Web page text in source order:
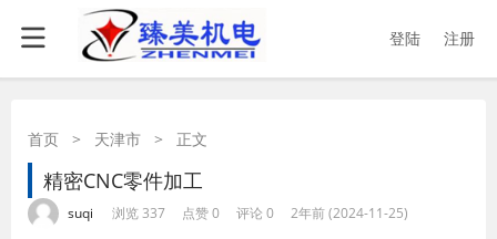
登陆 注册
首页 > 天津市 > 正文
精密CNC零件加工
suqi 浏览 337 点赞 0 评论 0 2年前 (2024-11-25)